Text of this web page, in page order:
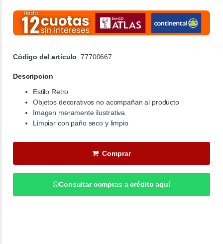
Código del artículo: 77700667
Descripcion
Estilo Retro
Objetos decorativos no acompañan al producto
Imagen meramente ilustrativa
Limpiar con paño seco y limpio
Comprar
Consultar compras a crédito aquí